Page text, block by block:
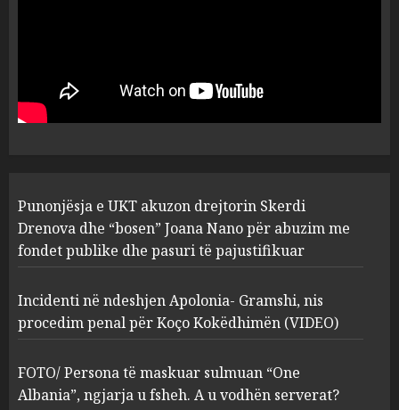
1
“bosen” Joana Nano për
abuzim me fondet publike dhe
pasuri të pajustifikuar
2
Apolonia- Gramshi, nis
procedim penal për Koço
Kokëdhimën (VIDEO)
MARCH 27, 2025
FOTO/ Persona të maskuar
sulmuan “One Albania”,
ngjarja u fsheh. A u vodhën
serverat?
MARCH 25, 2025
Punonjësja e UKT akuzon drejtorin Skerdi
Drenova dhe “bosen” Joana Nano për abuzim me
fondet publike dhe pasuri të pajustifikuar
Incidenti në ndeshjen Apolonia- Gramshi, nis
procedim penal për Koço Kokëdhimën (VIDEO)
FOTO/ Persona të maskuar sulmuan “One
Albania”, ngjarja u fsheh. A u vodhën serverat?